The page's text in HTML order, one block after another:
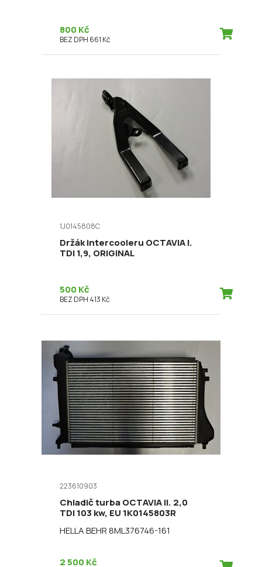
800 Kč
BEZ DPH 661 Kč
1J0145808C
Držák intercooleru OCTAVIA I.
TDI 1,9, ORIGINAL
500 Kč
BEZ DPH 413 Kč
223610903
Chladič turba OCTAVIA II. 2,0
TDI 103 kw, EU 1K0145803R
HELLA BEHR 8ML376746-161
2 500 Kč